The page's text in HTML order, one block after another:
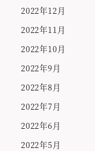
2022年12月
2022年11月
2022年10月
2022年9月
2022年8月
2022年7月
2022年6月
2022年5月